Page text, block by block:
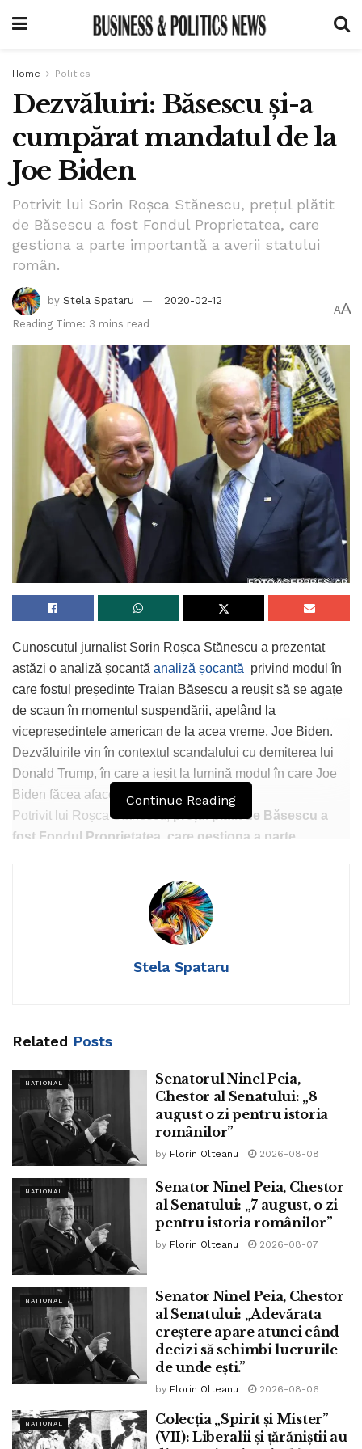
Home Politics
Dezvăluiri: Băsescu și-a
cumpărat mandatul de la
Joe Biden
Potrivit lui Sorin Roșca Stănescu, prețul plătit
de Băsescu a fost Fondul Proprietatea, care
gestiona a parte importantă a averii statului
român.
by Stela Spataru
2020-02-12
Reading Time: 3 mins read
AA
Cunoscutul jurnalist Sorin Roșca Stănescu a prezentat
astăzi o analiză șocantă analiză șocantă privind modul în
care fostul președinte Traian Băsescu a reușit să se agațe
de scaun în momentul suspendării, apelând la
vicepreședintele american de la acea vreme, Joe Biden.
Dezvăluirile vin în contextul scandalului cu demiterea lui
Donald Trump, în care a ieșit la lumină modul în care Joe
Biden făcea afaceri oneroase în Ucraina.
Potrivit lui Roșca Stănescu,
prețul plătit de Băsescu a
fost Fondul Proprietatea, care gestiona a parte
pe față, ci prin intermediul ambasadorului american la acea
Mark Gitenstein,și el unul dintre cei care ne
puneau mereu la colț pe motiv de corupție, dacă vă mai
„Concret, Mark
Gitenstein, utilizându-și puternica poziție de
ambasador extraordinar și plenipotențiar al Statelor
Unite la București, a exercitat presiuni după modelul
experimentat și în mega-escorocheria Microsoft asupra
autorităților statului român, pentru ca Fondul
Proprietatea, care administra o parte importantă a
averii statului român, să-și schimbe consiliul de
administrație și să accepte accesul ca administratori al
reprezentanților unor parteneri străini. Mai mult,
Gitenstein a impus și organizarea în acest sens a unei
a stabilit regulile jocului, Gitenstein a devenit membru
al Consiliului de Administrație al Fondului Proprietatea
Continue Reading
Stela Spataru
Related Posts
NATIONAL
Senatorul Ninel Peia,
Chestor al Senatului: „8
august o zi pentru istoria
românilor”
by Florin Olteanu 2026-08-08
NATIONAL
Senator Ninel Peia, Chestor
al Senatului: „7 august, o zi
pentru istoria românilor”
by Florin Olteanu 2026-08-07
NATIONAL
Senator Ninel Peia, Chestor
al Senatului: „Adevărata
creștere apare atunci când
decizi să schimbi lucrurile
de unde ești.”
by Florin Olteanu 2026-08-06
NATIONAL
Colecția „Spirit și Mister”
(VII): Liberalii și țărăniștii au